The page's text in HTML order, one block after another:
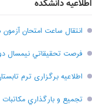
اطلاعیه دانشکده
انتقال ساعت امتحان
فرصت تحقيقاتي نیمسال دوم ۱۴۰۴-
اطلاعیه برگزاری ترم تابستان سال ۱۴۰۵ دانشگاه
تجميع و بارگذاري